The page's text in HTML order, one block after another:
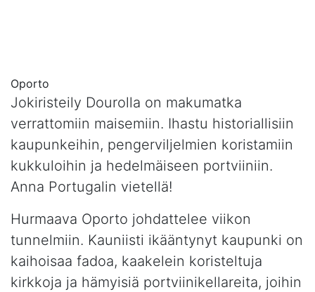
Oporto
Jokiristeily Dourolla on makumatka
verrattomiin maisemiin. Ihastu historiallisiin
kaupunkeihin, pengerviljelmien koristamiin
kukkuloihin ja hedelmäiseen portviiniin.
Anna Portugalin vietellä!
Hurmaava Oporto johdattelee viikon
tunnelmiin. Kauniisti ikääntynyt kaupunki on
kaihoisaa fadoa, kaakelein koristeltuja
kirkkoja ja hämyisiä portviinikellareita, joihin